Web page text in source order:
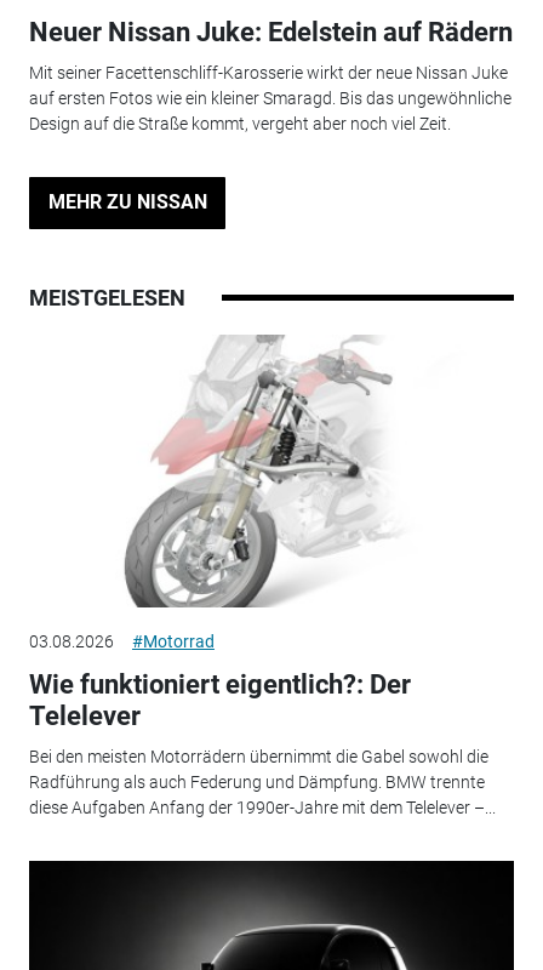
Neuer Nissan Juke: Edelstein auf Rädern
Mit seiner Facettenschliff-Karosserie wirkt der neue Nissan Juke
auf ersten Fotos wie ein kleiner Smaragd. Bis das ungewöhnliche
Design auf die Straße kommt, vergeht aber noch viel Zeit.
MEHR ZU NISSAN
MEISTGELESEN
03.08.2026 #Motorrad
Wie funktioniert eigentlich?: Der
Telelever
Bei den meisten Motorrädern übernimmt die Gabel sowohl die
Radführung als auch Federung und Dämpfung. BMW trennte
diese Aufgaben Anfang der 1990er-Jahre mit dem Telelever –...